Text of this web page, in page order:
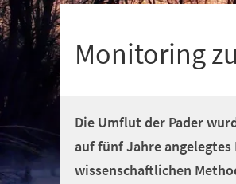
Monitoring
Die Umflut der Pader
auf fünf Jahre
wissenschaftlichen